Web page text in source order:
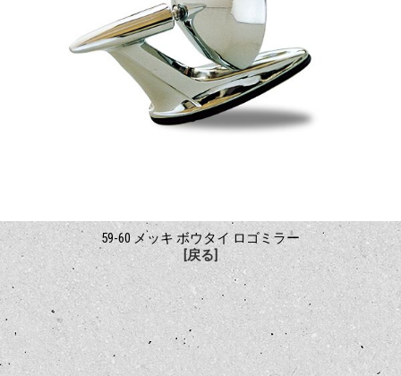
59-60 メッキ ボウタイ ロゴミラー
[戻る]